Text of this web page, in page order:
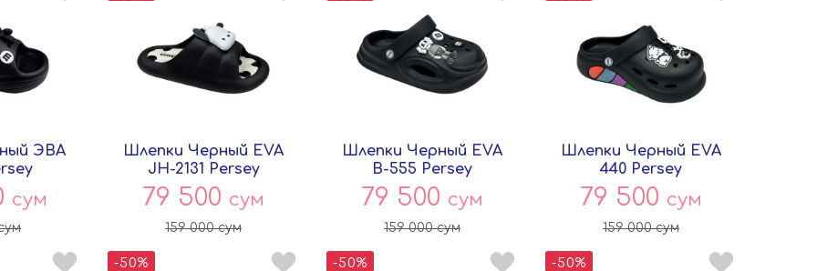
ЭВА
сум
Шлепки Черный EVA
JH-2131 Persey
79 500 сум
159 000сум
Шлепки Черный EVA
B-555 Persey
79 500 сум
159 000сум
Шлепки Черный EVA
440 Persey
79 500 сум
159 000сум
-50% -50% -50%